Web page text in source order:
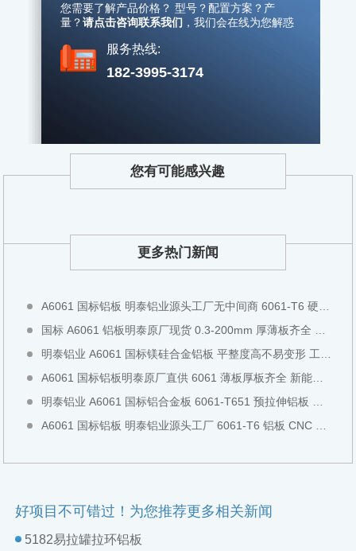
您需要了解产品价格？ 型号？配置方案？产
量？请点击咨询联系我们 ，我们会在线为您解惑
服务热线:
182-3995-3174
您有可能感兴趣
更多热门新闻
A6061 国标铝板 明泰铝业源头工厂无中间商 6061-T6 硬质铝板可切割铣面全国现货直发
国标 A6061 铝板明泰原厂现货 0.3-200mm 厚薄板齐全 阳极氧化专用铝板全国直发
明泰铝业 A6061 国标镁硅合金铝板 平整度高不易变形 工装检具专用全国现货直发
A6061 国标铝板明泰原厂直供 6061 薄板厚板齐全 新能源设备专用铝板全国现货直发
明泰铝业 A6061 国标铝合金板 6061-T651 预拉伸铝板 工业结构板全国现货切割直发
A6061 国标铝板 明泰铝业源头工厂 6061-T6 铝板 CNC 模具加工中厚板全国现货直发可零切
好项目不可错过！为您推荐更多相关新闻
5182易拉罐拉环铝板